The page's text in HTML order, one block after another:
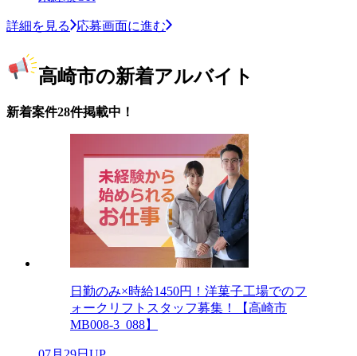
詳細を見る 応募画面に進む
高崎市の新着アルバイト
新着案件28件掲載中！
日勤のみ×時給1450円！洋菓子工場でのフ
ォークリフトスタッフ募集！【高崎市
MB008-3_088】